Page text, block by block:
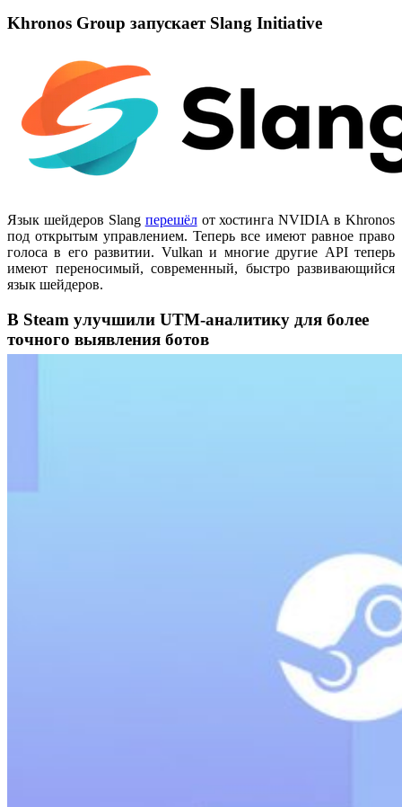
Khronos Group запускает Slang Initiative
Язык шейдеров Slang перешёлот хостинга NVIDIA в Khronos
под открытым управлением. Теперь все имеют равное право
голоса в его развитии. Vulkan и многие другие API теперь
имеют переносимый, современный, быстро развивающийся
язык шейдеров.
В Steam улучшили UTM-аналитику для более
точного выявления ботов